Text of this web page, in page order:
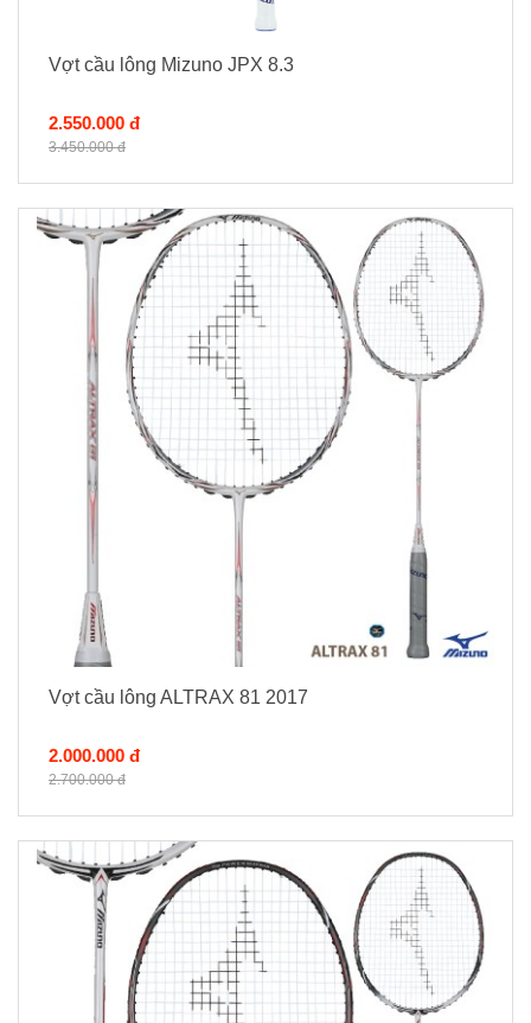
Vợt cầu lông Mizuno JPX 8.3
2.550.000 đ
3.450.000 đ
Vợt cầu lông ALTRAX 81 2017
2.000.000 đ
2.700.000 đ